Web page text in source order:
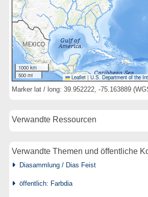
1000 km
500 mi
Leaflet | U.S. Department of the
Marker lat / long: 39.952222, -75.163889
Verwandte Ressourcen
Verwandte Themen und öffentliche
Diasammlung / Dias Feist
öffentlich: Farbdia